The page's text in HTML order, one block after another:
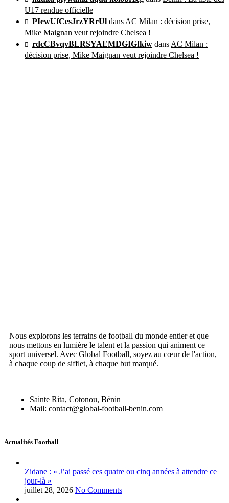
U17 rendue officielle
PIewUfCesJrzYRrUl dans AC Milan : décision prise,
Mike Maignan veut rejoindre Chelsea !
rdcCBvqvBLRSYAEMDGIGfkiw dans AC Milan :
décision prise, Mike Maignan veut rejoindre Chelsea !
Nous explorons les terrains de football du monde entier et que
nous mettons en lumière le talent et la passion qui animent ce
sport universel. Avec Global Football, soyez au cœur de l'action,
à chaque coup de sifflet, à chaque but marqué.
Sainte Rita, Cotonou, Bénin
Mail: contact@global-football-benin.com
Actualités Football
Zidane : « J’ai passé ces quatre ou cinq années à attendre ce
jour-là »
juillet 28, 2026 No Comments